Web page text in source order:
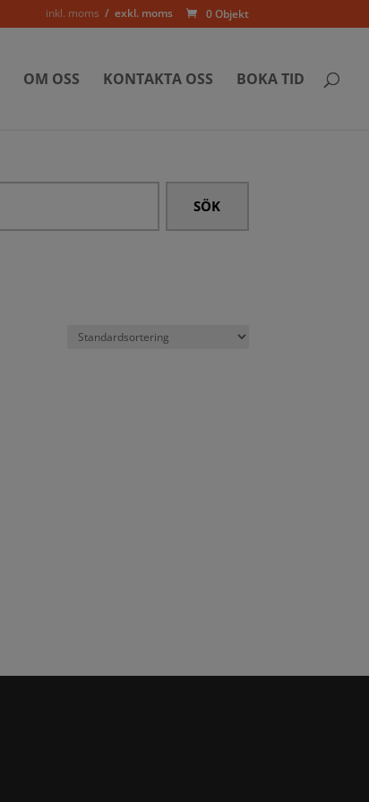
0 Objekt
inkl. moms exkl. moms
OM OSS KONTAKTA OSS BOKA TID